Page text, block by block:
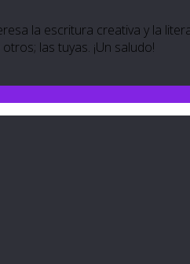
la escritura creativa y la
las tuyas. ¡Un saludo!